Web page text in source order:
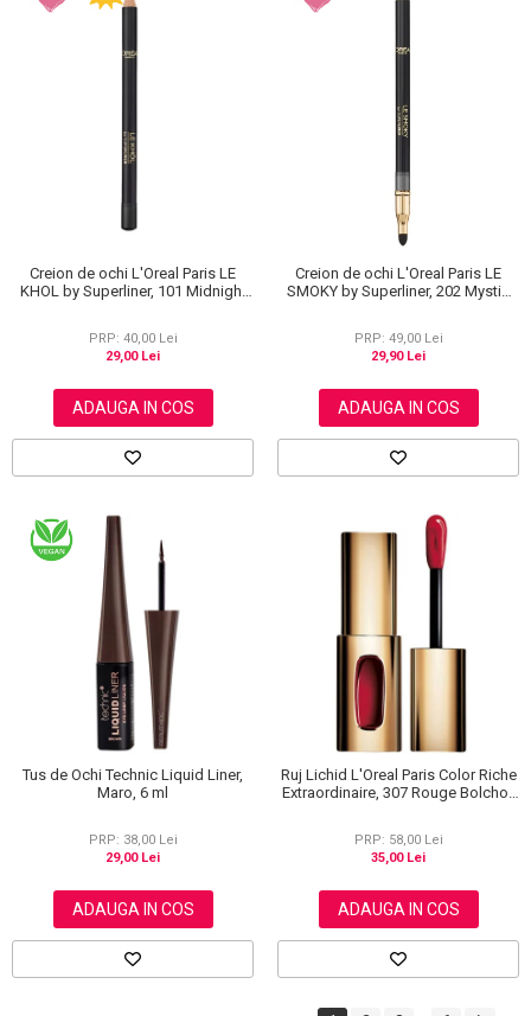
Creion de ochi L'Oreal Paris LE
KHOL by Superliner, 101 Midnight
PRP: 40,00 Lei
29,00 Lei
ADAUGA IN COS
Creion de ochi L'Oreal Paris LE
SMOKY by Superliner, 202 Mystic
PRP: 49,00 Lei
29,90 Lei
ADAUGA IN COS
Tus de Ochi Technic Liquid Liner,
Maro, 6 ml
PRP: 38,00 Lei
29,00 Lei
ADAUGA IN COS
Ruj Lichid L'Oreal Paris Color Riche
Extraordinaire, 307 Rouge Bolchoi,
PRP: 58,00 Lei
35,00 Lei
ADAUGA IN COS